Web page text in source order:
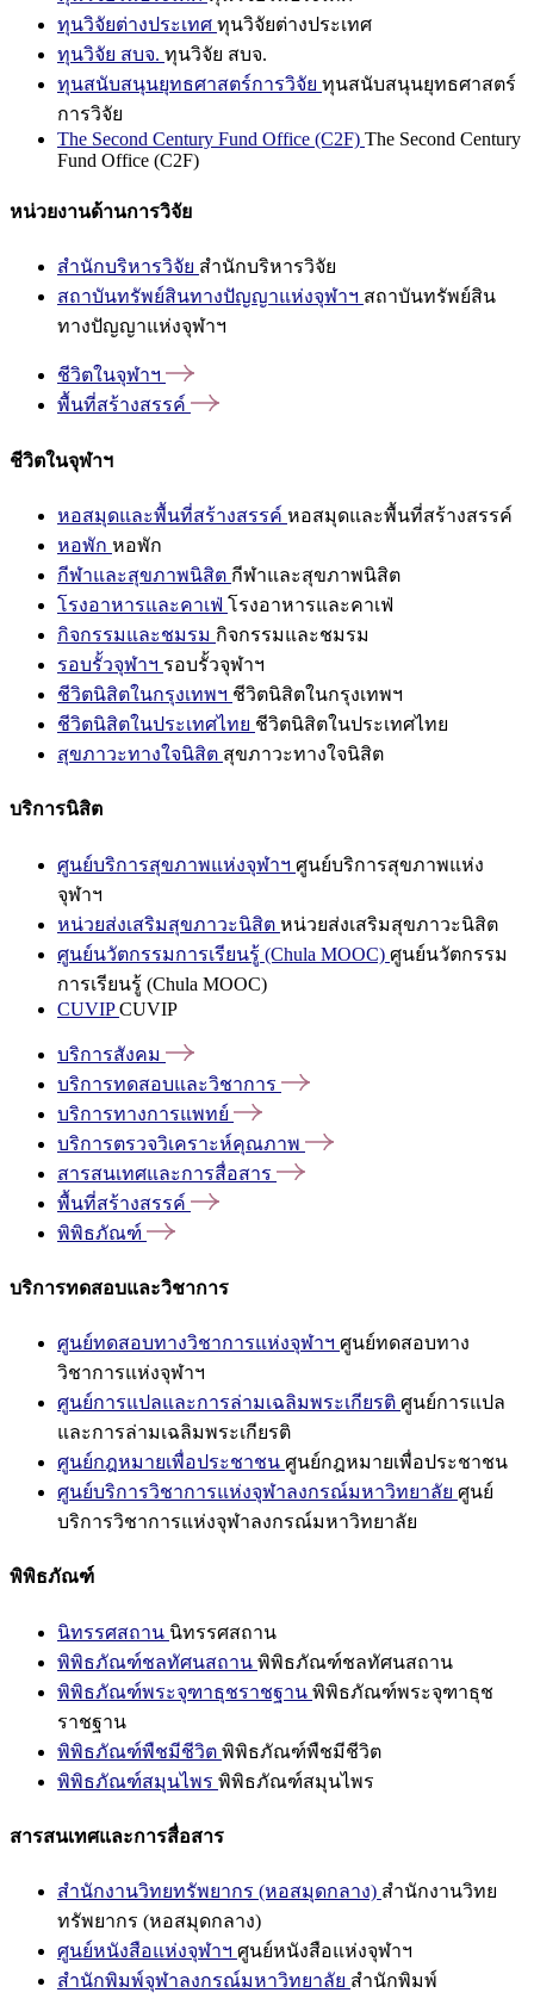
ทุนวิจัยต่างประเทศ ทุนวิจัยต่างประเทศ
ทุนวิจัย สบจ. ทุนวิจัย สบจ.
ทุนสนับสนุนยุทธศาสตร์การวิจัย ทุนสนับสนุนยุทธศาสตร์
การวิจัย
The Second Century Fund Office (C2F) The Second Century
Fund Office (C2F)
หน่วยงานด้านการวิจัย
สำนักบริหารวิจัย สำนักบริหารวิจัย
สถาบันทรัพย์สินทางปัญญาแห่งจุฬาฯ สถาบันทรัพย์สิน
ทางปัญญาแห่งจุฬาฯ
ชีวิตในจุฬาฯ
พื้นที่สร้างสรรค์
ชีวิตในจุฬาฯ
หอสมุดและพื้นที่สร้างสรรค์ หอสมุดและพื้นที่สร้างสรรค์
หอพัก หอพัก
กีฬาและสุขภาพนิสิต กีฬาและสุขภาพนิสิต
โรงอาหารและคาเฟ่ โรงอาหารและคาเฟ่
กิจกรรมและชมรม กิจกรรมและชมรม
รอบรั้วจุฬาฯ รอบรั้วจุฬาฯ
ชีวิตนิสิตในกรุงเทพฯ ชีวิตนิสิตในกรุงเทพฯ
ชีวิตนิสิตในประเทศไทย ชีวิตนิสิตในประเทศไทย
สุขภาวะทางใจนิสิต สุขภาวะทางใจนิสิต
บริการนิสิต
ศูนย์บริการสุขภาพแห่งจุฬาฯ ศูนย์บริการสุขภาพแห่ง
จุฬาฯ
หน่วยส่งเสริมสุขภาวะนิสิต หน่วยส่งเสริมสุขภาวะนิสิต
ศูนย์นวัตกรรมการเรียนรู้ (Chula MOOC) ศูนย์นวัตกรรม
การเรียนรู้ (Chula MOOC)
CUVIPCUVIP
บริการสังคม
บริการทดสอบและวิชาการ
บริการทางการแพทย์
บริการตรวจวิเคราะห์คุณภาพ
สารสนเทศและการสื่อสาร
พื้นที่สร้างสรรค์
พิพิธภัณฑ์
บริการทดสอบและวิชาการ
ศูนย์ทดสอบทางวิชาการแห่งจุฬาฯ ศูนย์ทดสอบทาง
วิชาการแห่งจุฬาฯ
ศูนย์การแปลและการล่ามเฉลิมพระเกียรติ ศูนย์การแปล
และการล่ามเฉลิมพระเกียรติ
ศูนย์กฎหมายเพื่อประชาชน ศูนย์กฎหมายเพื่อประชาชน
ศูนย์บริการวิชาการแห่งจุฬาลงกรณ์มหาวิทยาลัย ศูนย์
บริการวิชาการแห่งจุฬาลงกรณ์มหาวิทยาลัย
พิพิธภัณฑ์
นิทรรศสถาน นิทรรศสถาน
พิพิธภัณฑ์ชลทัศนสถาน พิพิธภัณฑ์ชลทัศนสถาน
พิพิธภัณฑ์พระจุฑาธุชราชฐาน พิพิธภัณฑ์พระจุฑาธุช
ราชฐาน
พิพิธภัณฑ์พืชมีชีวิต พิพิธภัณฑ์พืชมีชีวิต
พิพิธภัณฑ์สมุนไพร พิพิธภัณฑ์สมุนไพร
สารสนเทศและการสื่อสาร
สำนักงานวิทยทรัพยากร (หอสมุดกลาง) สำนักงานวิทย
ทรัพยากร (หอสมุดกลาง)
ศูนย์หนังสือแห่งจุฬาฯ ศูนย์หนังสือแห่งจุฬาฯ
สำนักพิมพ์จุฬาลงกรณ์มหาวิทยาลัย สำนักพิมพ์